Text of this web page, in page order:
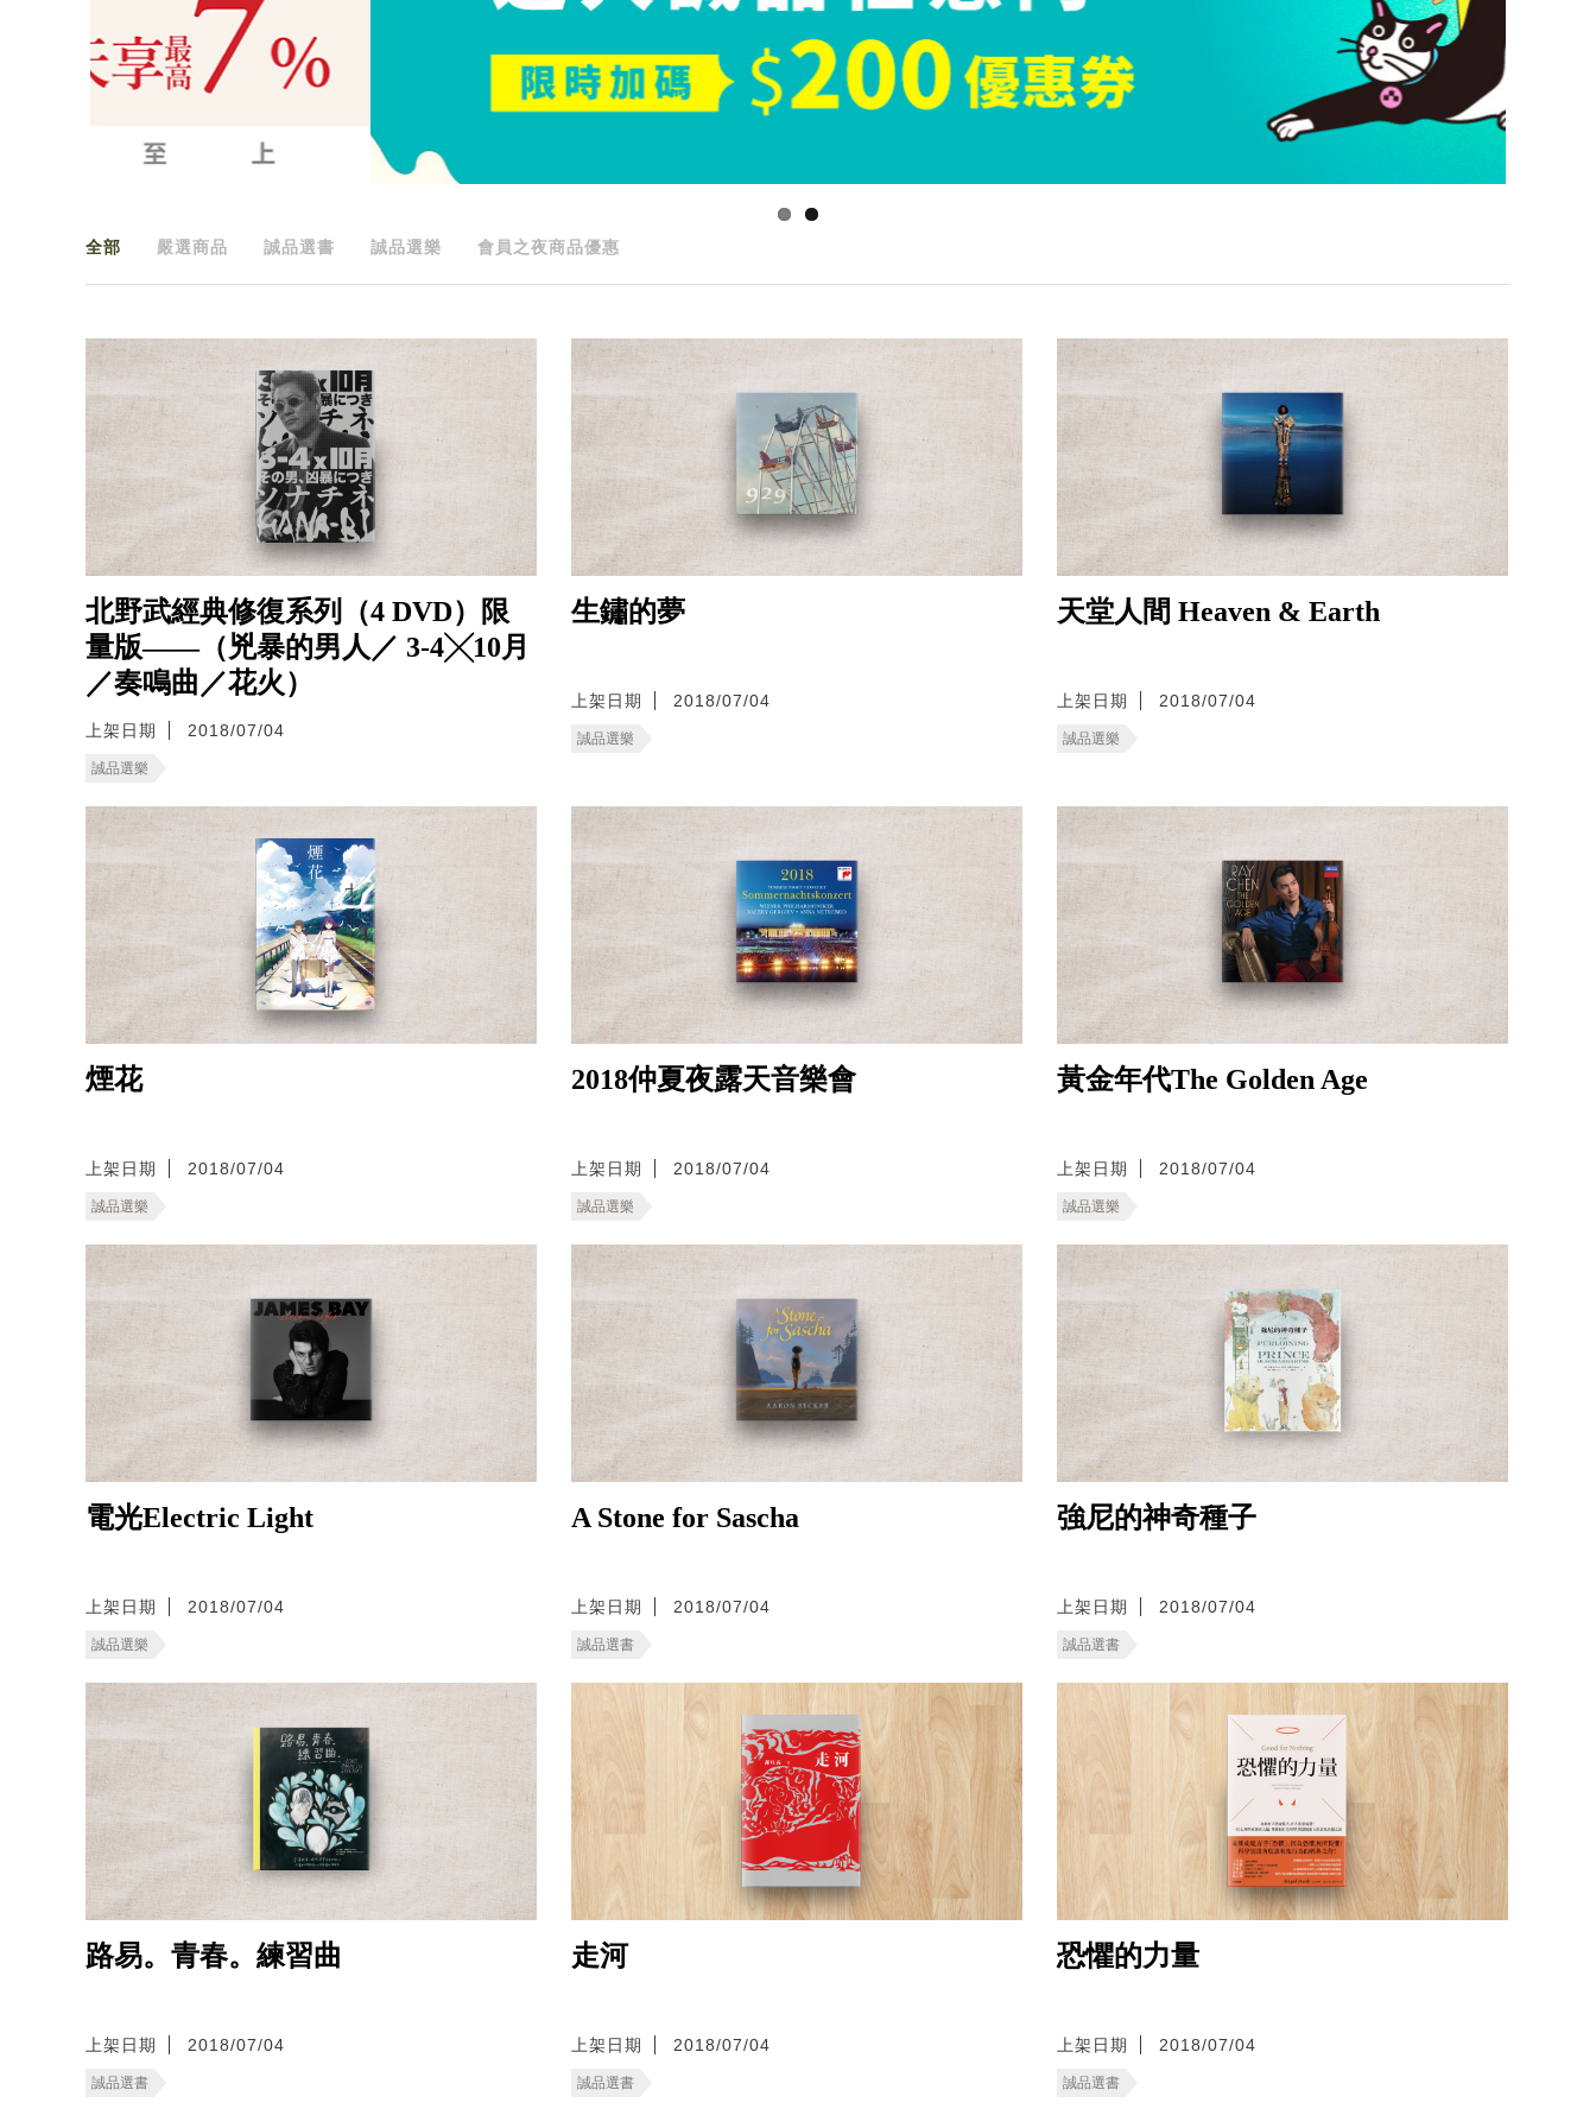
全部 嚴選商品 誠品選書 誠品選樂 會員之夜商品優惠
北野武經典修復系列（4 DVD）限
量版——（兇暴的男人／ 3-4╳10月
／奏鳴曲／花火）
上架日期 2018/07/04
誠品選樂
生鏽的夢
上架日期 2018/07/04
誠品選樂
天堂人間 Heaven & Earth
上架日期 2018/07/04
誠品選樂
煙花
上架日期 2018/07/04
誠品選樂
2018仲夏夜露天音樂會
上架日期 2018/07/04
誠品選樂
黃金年代The Golden Age
上架日期 2018/07/04
誠品選樂
電光Electric Light
上架日期 2018/07/04
誠品選樂
A Stone for Sascha
上架日期 2018/07/04
誠品選書
強尼的神奇種子
上架日期 2018/07/04
誠品選書
路易。青春。練習曲
上架日期 2018/07/04
誠品選書
走河
上架日期 2018/07/04
誠品選書
恐懼的力量
上架日期 2018/07/04
誠品選書